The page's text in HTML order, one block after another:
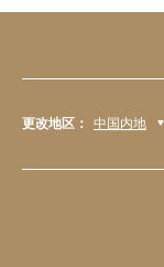
更改地区： 中国内地